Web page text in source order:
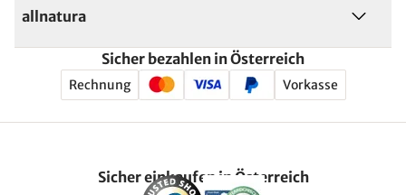
allnatura
Sicher bezahlen in Österreich
Rechnung Vorkasse
Sicher einkaufen in Österreich